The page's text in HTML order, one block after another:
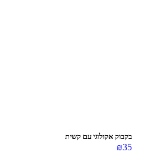
בקבוק אקולוגי עם קשית
₪35